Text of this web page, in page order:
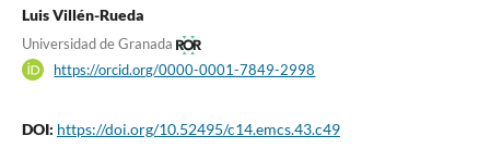
Luis Villén-Rueda
Universidad de Granada
https://orcid.org/0000-0001-7849-2998
DOI: https://doi.org/10.52495/c14.emcs.43.c49